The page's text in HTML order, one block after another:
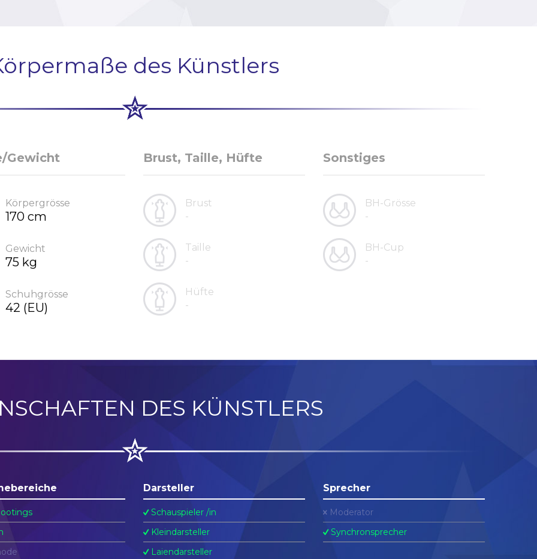
des Künstlers
Gewicht
Körpergrösse
170 cm
Gewicht
75 kg
Schuhgrösse
42 (EU)
Brust, Taille, Hüfte
Brust
-
Taille
-
Hüfte
-
Sonstiges
BH-Grösse
-
BH-Cup
-
DES KÜNSTLERS
Darsteller
Schauspieler /in
Kleindarsteller
Laiendarsteller
Sprecher
Moderator
Synchronsprecher